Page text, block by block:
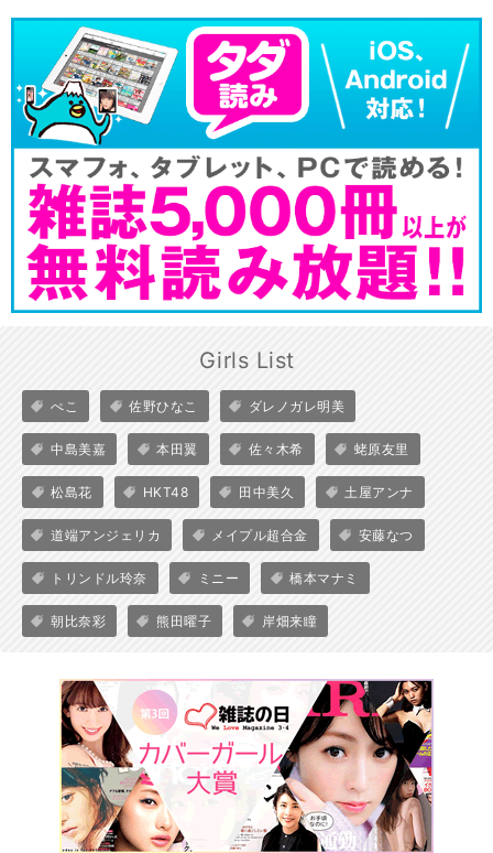
Girls List
ぺこ 佐野ひなこ ダレノガレ明美
中島美嘉 本田翼 佐々木希 蛯原友里
松島花 HKT48 田中美久 土屋アンナ
道端アンジェリカ メイプル超合金 安藤なつ
トリンドル玲奈 ミニー 橋本マナミ
朝比奈彩 熊田曜子 岸畑来瞳